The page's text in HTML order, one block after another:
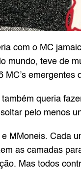
com o MC
mundo, teve de
emergentes
queria
pelo menos
MMoneis. Cada
as camadas
Mas todos